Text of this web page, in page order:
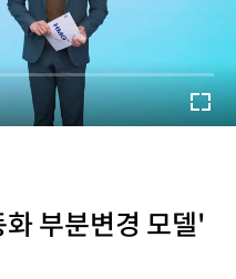
부분변경 모델'